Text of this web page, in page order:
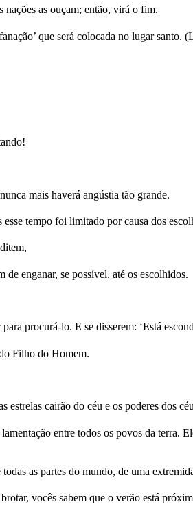
nações as ouçam; então, virá o fim.
que será colocada no lugar santo.
mais haverá angústia tão grande.
tempo foi limitado por causa dos
enganar, se possível, até os escolhidos.
procurá-lo. E se disserem: ‘Está
Filho do Homem.
cairão do céu e os poderes dos
entre todos os povos da terra.
as partes do mundo, de uma
vocês sabem que o verão está